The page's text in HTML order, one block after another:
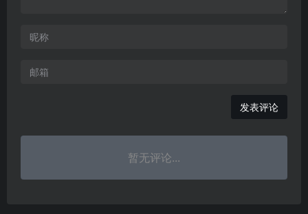
发表评论
暂无评论...